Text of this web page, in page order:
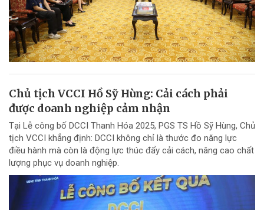
Chủ tịch VCCI Hồ Sỹ Hùng: Cải cách phải
được doanh nghiệp cảm nhận
Tại Lễ công bố DCCI Thanh Hóa 2025, PGS TS Hồ Sỹ Hùng, Chủ
tịch VCCI khẳng định: DCCI không chỉ là thước đo năng lực
điều hành mà còn là động lực thúc đẩy cải cách, nâng cao chất
lượng phục vụ doanh nghiệp.